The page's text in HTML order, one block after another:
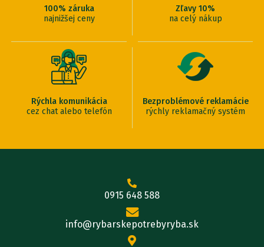
100% záruka
najnižšej ceny
Zľavy 10%
na celý nákup
Rýchla komunikácia
cez chat alebo telefón
Bezproblémové reklamácie
rýchly reklamačný systém
0915 648 588
info@rybarskepotrebyryba.sk